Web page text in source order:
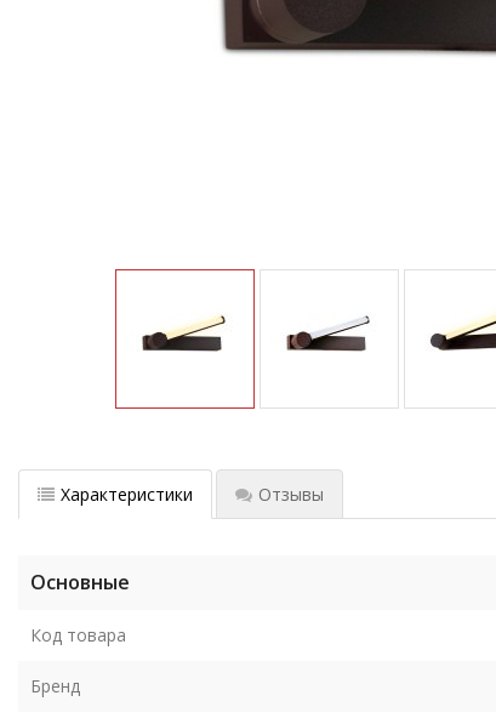
Характеристики Отзывы
Основные
Код товара
Бренд